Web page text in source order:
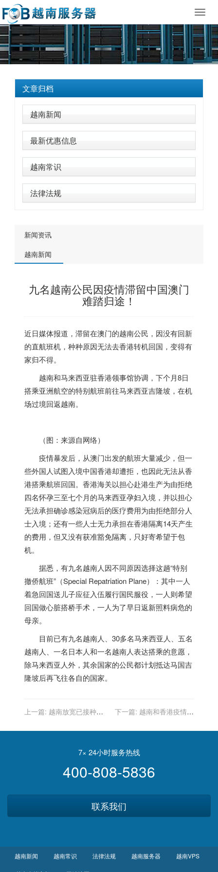
文章归档
越南新闻
最新优惠信息
越南常识
法律法规
新闻资讯
越南新闻
九名越南公民因疫情滞留中国澳门
难踏归途！
近日媒体报道，滞留在澳门的越南公民，因没有回新
的直航班机，种种原因无法去香港转机回国，变得有
家归不得。
越南和马来西亚驻香港领事馆协调，下个月8日
搭乘亚洲航空的特别航班前往马来西亚吉隆坡，在机
场过境回返越南。
（图：来源自网络）
疫情暴发后，从澳门出发的航班大量减少，但一
些外国人试图入境中国香港却遭拒，也因此无法从香
港搭乘航班回国。香港海关以担心赴港生产为由拒绝
四名怀孕三至七个月的马来西亚孕妇入境，并以担心
无法承担确诊感染冠病后的医疗费用为由拒绝部分人
士入境；还有一些人士无力承担在香港隔离14天产生
的费用，但又没有获准豁免隔离，只好寄希望于包
机。
据悉，有九名越南人因不同原因选择这趟“特别
撤侨航班”（Special Repatriation Plane）：其中一人
着急回国送儿子应征入伍履行国民服役，一人则希望
回国做心脏搭桥手术，一人为了早日返新照料病危的
母亲。
目前已有九名越南人、30多名马来西亚人、五名
越南人、一名日本人和一名越南人表达搭乘的意愿，
除马来西亚人外，其余国家的公民都计划抵达马国吉
隆坡后再飞往各自的国家。
上一篇: 越南放宽已接种新
据
下一篇: 越南和香港疫情受
7× 24小时服务热线
400-808-5836
联系我们
越南新闻 越南常识 法律法规 越南服务器 越南VPS